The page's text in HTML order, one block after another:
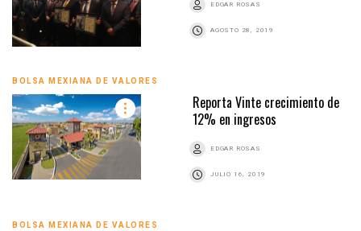
EDGAR ROSAS
AGOSTO 28, 2019
BOLSA MEXIANA DE VALORES
Reporta Vinte crecimiento de
12% en ingresos
EDGAR ROSAS
JULIO 16, 2019
BOLSA MEXIANA DE VALORES